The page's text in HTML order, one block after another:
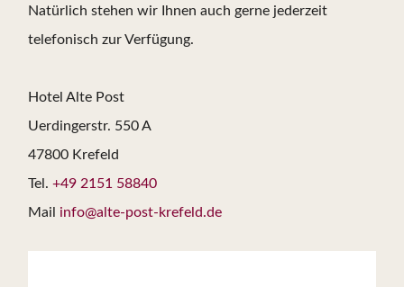
Natürlich stehen wir Ihnen auch gerne jederzeit
telefonisch zur Verfügung.
Hotel Alte Post
Uerdingerstr. 550 A
47800 Krefeld
Tel. +49 2151 58840
Mail info@alte-post-krefeld.de